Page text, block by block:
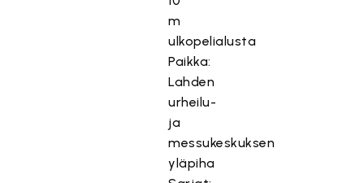
m
ulkopelialusta
Paikka:
Lahden
urheilu-
ja
messukeskuksen
yläpiha